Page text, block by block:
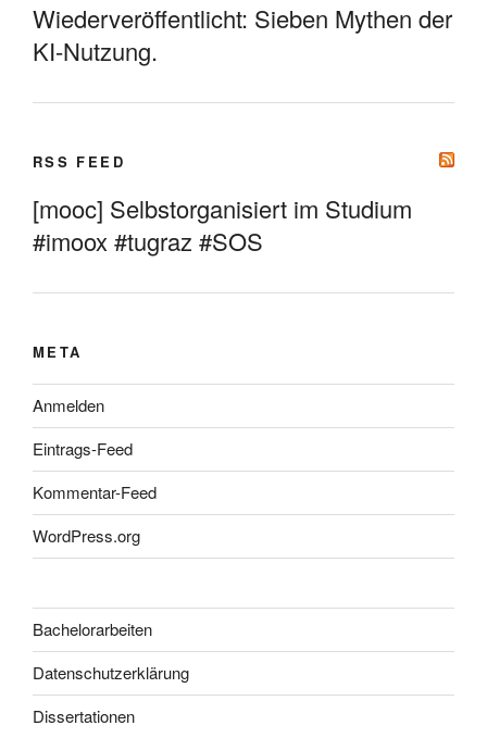
Wiederveröffentlicht: Sieben Mythen der
KI-Nutzung.
RSS FEED
[mooc] Selbstorganisiert im Studium
#imoox #tugraz #SOS
META
Anmelden
Eintrags-Feed
Kommentar-Feed
WordPress.org
Bachelorarbeiten
Datenschutzerklärung
Dissertationen